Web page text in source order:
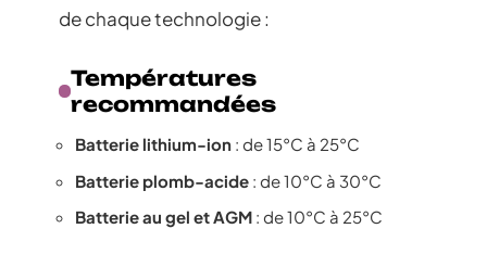
de chaque technologie :
Températures
recommandées
Batterie lithium-ion : de 15°C à 25°C
Batterie plomb-acide : de 10°C à 30°C
Batterie au gel et AGM : de 10°C à 25°C